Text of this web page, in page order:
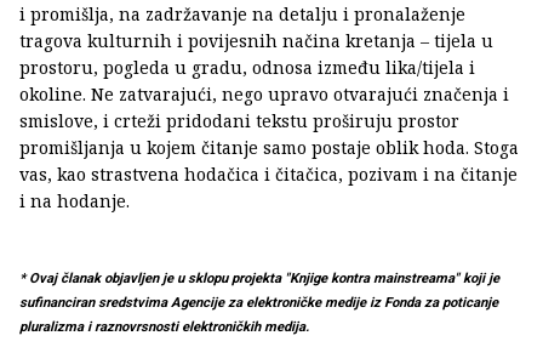
i promišlja, na zadržavanje na detalju i pronalaženje
tragova kulturnih i povijesnih načina kretanja – tijela u
prostoru, pogleda u gradu, odnosa između lika/tijela i
okoline. Ne zatvarajući, nego upravo otvarajući značenja i
smislove, i crteži pridodani tekstu proširuju prostor
promišljanja u kojem čitanje samo postaje oblik hoda. Stoga
vas, kao strastvena hodačica i čitačica, pozivam i na čitanje
i na hodanje.
* Ovaj članak objavljen je u sklopu projekta "Knjige kontra mainstreama" koji je
sufinanciran sredstvima Agencije za elektroničke medije iz Fonda za poticanje
pluralizma i raznovrsnosti elektroničkih medija.